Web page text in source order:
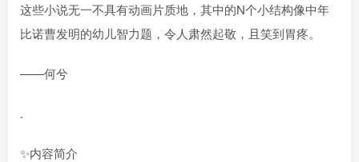
这些小说无一不具有动画片质地，其中的N个小结构像中年
比诺曹发明的幼儿智力题，令人肃然起敬，且笑到胃疼。
——何兮
.
✨内容简介